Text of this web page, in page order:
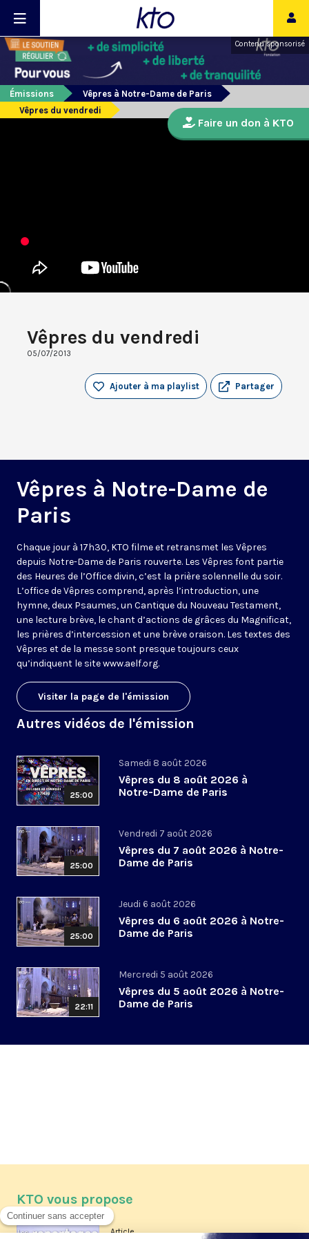
Contenu sponsorisé
Émissions
Vêpres à Notre-Dame de Paris
Vêpres du vendredi
Vêpres du vendredi
05/07/2013
Partager
Ajouter à ma playlist
Vêpres à Notre-Dame de
Paris
Chaque jour à 17h30, KTO filme et retransmet les Vêpres
depuis Notre-Dame de Paris rouverte. Les Vêpres font partie
des Heures de l’Office divin, c’est la prière solennelle du soir.
L’office de Vêpres comprend, après l’introduction, une
hymne, deux Psaumes, un Cantique du Nouveau Testament,
une lecture brève, le chant d’actions de grâces du Magnificat,
les prières d’intercession et une brève oraison. Les textes des
Vêpres et de la messe sont presque toujours ceux
qu’indiquent le sitewww.aelf.org.
Visiter la page de l'émission
Autres vidéos de l'émission
25:00
Samedi 8 août 2026
Vêpres du 8 août 2026 à
Notre-Dame de Paris
25:00
Vendredi 7 août 2026
Vêpres du 7 août 2026 à Notre-
Dame de Paris
25:00
Jeudi 6 août 2026
Vêpres du 6 août 2026 à Notre-
Dame de Paris
22:11
Mercredi 5 août 2026
Vêpres du 5 août 2026 à Notre-
Dame de Paris
Faire un don à KTO
KTO vous propose
Article